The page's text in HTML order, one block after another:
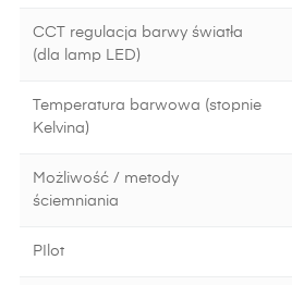
CCT regulacja barwy światła
(dla lamp LED)
Temperatura barwowa (stopnie
Kelvina)
Możliwość / metody
ściemniania
PIlot